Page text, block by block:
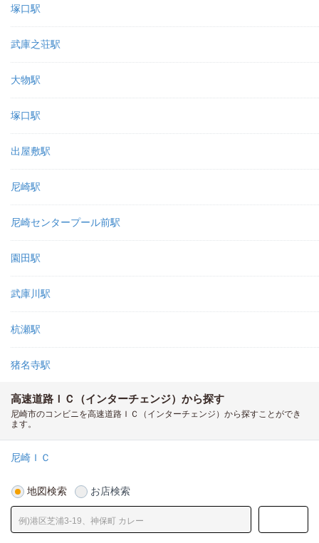
塚口駅
武庫之荘駅
大物駅
塚口駅
出屋敷駅
尼崎駅
尼崎センタープール前駅
園田駅
武庫川駅
杭瀬駅
猪名寺駅
高速道路ＩＣ（インターチェンジ）から探す
尼崎市のコンビニを高速道路ＩＣ（インターチェンジ）から探すことができ
ます。
尼崎ＩＣ
地図検索 お店検索